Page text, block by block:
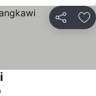
Partilhar